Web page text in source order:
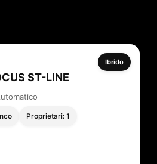
Ibrido
ST-LINE
Proprietari: 1